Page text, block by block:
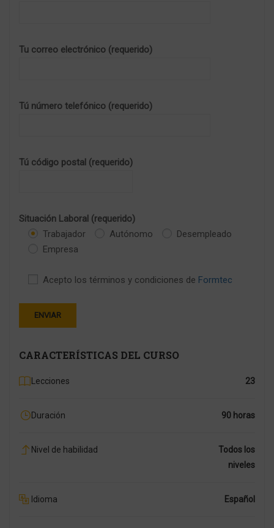
Tu correo electrónico (requerido)
Tú número telefónico (requerido)
Tú código postal (requerido)
Situación Laboral (requerido)
Trabajador
Autónomo
Desempleado
Empresa
Acepto los términos y condiciones de Formtec
CARACTERÍSTICAS DEL CURSO
Lecciones 23
Duración 90 horas
Nivel de habilidad
Todos los
niveles
Idioma Español